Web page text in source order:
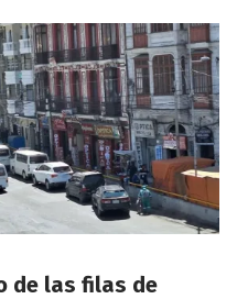
de las filas de